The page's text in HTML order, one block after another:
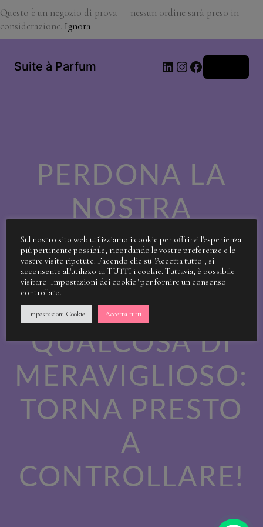
Questo è un negozio di prova — nessun ordine sarà preso in
considerazione. Ignora
Suite à Parfum LinkedIn
Instagram
Facebook
PERDONA LA
NOSTRA
SPORCIZIA!
STIAMO
LAVORANDO A
QUALCOSA DI
MERAVIGLIOSO:
TORNA PRESTO
A
CONTROLLARE!
Sul nostro sito web utilizziamo i cookie per offrirvi l'esperienza
più pertinente possibile, ricordando le vostre preferenze e le
vostre visite ripetute. Facendo clic su "Accetta tutto", si
acconsente all'utilizzo di TUTTI i cookie. Tuttavia, è possibile
visitare "Impostazioni dei cookie" per fornire un consenso
controllato.
Impostazioni Cookie Accetta tutti